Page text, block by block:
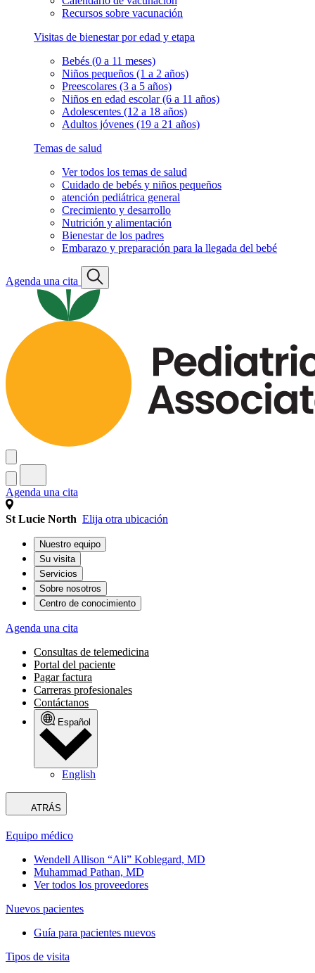
Recursos sobre vacunación
Visitas de bienestar por edad y etapa
Bebés (0 a 11 meses)
Niños pequeños (1 a 2 años)
Preescolares (3 a 5 años)
Niños en edad escolar (6 a 11 años)
Adolescentes (12 a 18 años)
Adultos jóvenes (19 a 21 años)
Temas de salud
Ver todos los temas de salud
Cuidado de bebés y niños pequeños
atención pediátrica general
Crecimiento y desarrollo
Nutrición y alimentación
Bienestar de los padres
Embarazo y preparación para la llegada del bebé
Agenda una cita
Agenda una cita
St Lucie North Elija otra ubicación
Nuestro equipo
Su visita
Servicios
Sobre nosotros
Centro de conocimiento
Agenda una cita
Consultas de telemedicina
Portal del paciente
Pagar factura
Carreras profesionales
Contáctanos
Español
English
ATRÁS
Equipo médico
Wendell Allison “Ali” Koblegard, MD
Muhammad Pathan, MD
Ver todos los proveedores
Nuevos pacientes
Guía para pacientes nuevos
Tipos de visita